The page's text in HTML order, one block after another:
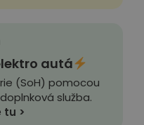
autá
(SoH) pomocou
služba.
tu >